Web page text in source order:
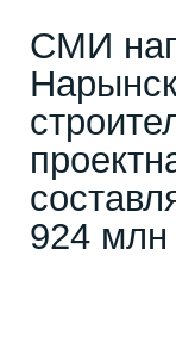
СМИ
924 млн